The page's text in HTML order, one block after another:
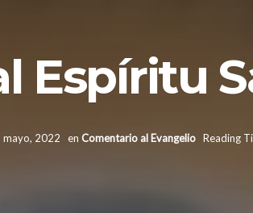
Espíritu
mayo, 2022 en Comentario al Evangelio Reading